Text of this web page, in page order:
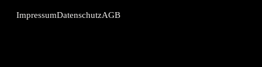
ImpressumDatenschutzAGB